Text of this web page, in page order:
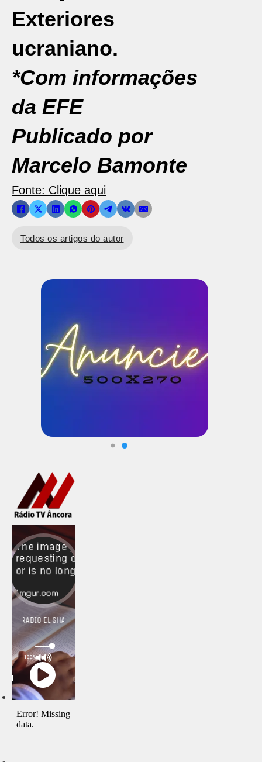
Exteriores
ucraniano.
*Com informações
da EFE
Publicado por
Marcelo Bamonte
Fonte: Clique aqui
Todos os artigos do autor